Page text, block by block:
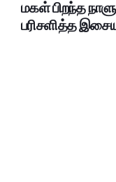
மகள் பிறந்த
பரிசளித்த